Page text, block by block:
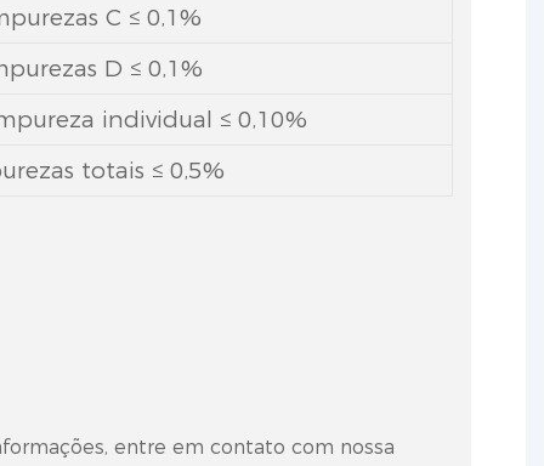
C ≤ 0,1%
D ≤ 0,1%
individual ≤ 0,10%
totais ≤ 0,5%
entre em contato com nossa